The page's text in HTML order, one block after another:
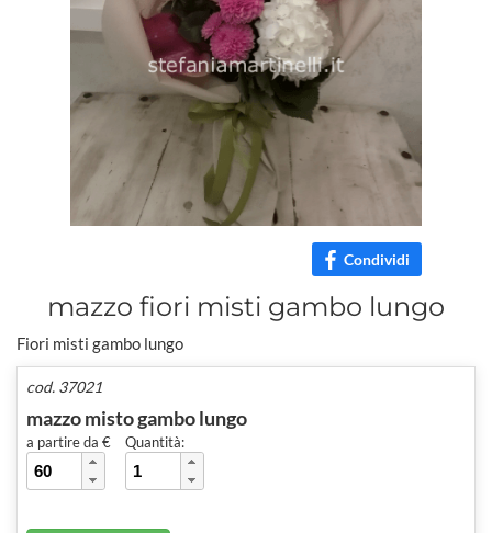
Condividi
mazzo fiori misti gambo lungo
Fiori misti gambo lungo
cod. 37021
mazzo misto gambo lungo
a partire da € Quantità: